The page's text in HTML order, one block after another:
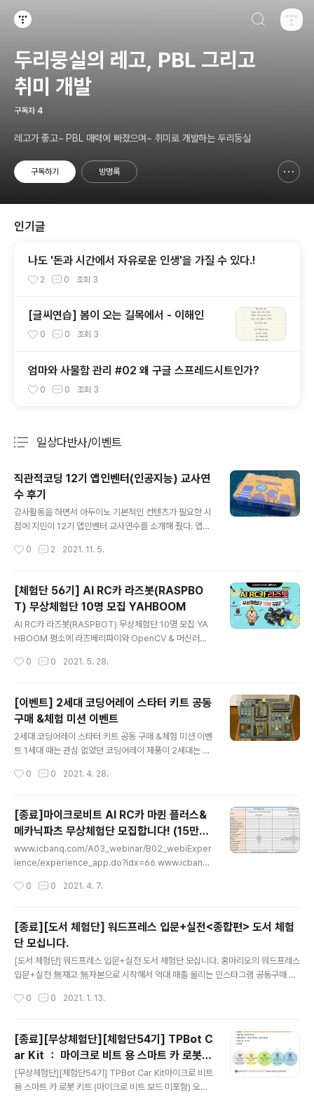
두리뭉실의 레고, PBL 그리고
취미 개발
구독자 4
레고가 좋고~ PBL 매력에 빠졌으며~ 취미로 개발하는 두리둥실
구독하기 방명록
인기글
나도 '돈과 시간에서 자유로운 인생'을 가질 수 있다.!
2 0 조회 3
[글씨연습] 봄이 오는 길목에서 - 이해인
0 0 조회 3
엄마와 사물함 관리 #02 왜 구글 스프레드시트인가?
0 0 조회 3
일상다반사/이벤트
직관적코딩 12기 앱인벤터(인공지능) 교사연
수 후기
강사활동을 하면서 아두이노 기본적인 컨텐츠가 필요한 시
점에 지인이 12기 앱인벤터 교사연수를 소개해 줬다. 앱인
용하기 때문에 아두이노 컨텐츠 뿐만, 앱인벤터와 블루투
리고 무료다. 이번에 교사연수에 사용한 직코베이직 교구
다. 캐릭터가 너무 귀여운거 같다. 예전엔 아두이노에 모듈
을 연결할려면 빵판에 전선들을 주욱~ 연결했어야 했는데,
저 직코 쉴드 덕분에 엄청 편했다. 이전에 눈여겨본 키트가
있긴 한데, 직코 쉴드도 상당한 매력이 있다. 그리고 저 위
두이노에서, 앱인벤터에서 제어해야 한다. 근데 쉬워도 너
0 2 2021. 11. 5.
[체험단 56기] AI RC카 라즈봇(RASPBO
T) 무상체험단 10명 모집 YAHBOOM
AI RC카 라즈봇(RASPBOT) 무상체험단 10명 모집 YA
HBOOM 평소에 라즈베리파이와 OpenCV & 머신러닝
라즈베리파이, 리눅스, OpenCV, 머신 러닝을 체험하기
서인지 설렌다^^. 눈썰미 좋은 사람은 아마도 부품만 구해
서 만들 수 있겠지만, 나는...... 대충 만들기야 하겠지만 태
는 나지 않을거 같다. 기본적인 샤시를 만들지도 못하고 회
로도 모른다. 가격은 흠흠...... 소프트웨어쪽만 어느 정도 아
는 나에게 딱 맞는 교구다. 아주 오래전에 OpenCV 스터
접근 할 수 있을거라 생각은 든다. 그러면서도 체험단에 선
0 0 2021. 5. 28.
[이벤트] 2세대 코딩어레이 스타터 키트 공동
구매 &체험 미션 이벤트
2세대 코딩어레이 스타터 키트 공동 구매 &체험 미션 이벤
트 1세대 때는 관심 없었던 코딩어레이 제품이 2세대는 끌
려고 하면 얼토당토하는 문제들이 발생 한다. 그래서 학생
것만으로도 교육에 적합한 제품이다. 개인적으로 기대하는
건 아두이노용이 아닌 라즈베리파이 피고용 2세대 코딩어
레이다. 현재 공동구매&체험 미션 이벤트 중이다. 아래의
링크에 많은 정보가 있으니 필요한 분에게 도움이 되었으
면 좋겠다. 코딩어레이 아두이노 스타터 센서 키트 : 코딩어
e.naver.com 2세대 코딩어레이 스타터 키트 공동 구매
0 0 2021. 4. 28.
[종료]마이크로비트 AI RC카 마퀸 플러스&
메카닉파츠 무상체험단 모집합니다! (15만원
상당!)
www.icbanq.com/A03_webinar/B02_webiExper
ience/experience_app.do?idx=66 www.icbanq.
EM 교육로봇(마퀸용 메카닉 로더파츠 4개종류 포함),Ma
장기능/확장포트를 제공합니다. 마퀸용 메카닉파츠가 포함
된 상품입니다. - 135000원 국내 최대 전자 www.icban
q.com 마이크로비트 AI RC카 마퀸 플러스&메카닉파츠
무상체험단 모집 아이씨뱅큐에서 좋은 제품으로 무상체험
약해 보면 온보드의 WS2812 RGB..
0 0 2021. 4. 7.
[종료][도서 체험단] 워드프레스 입문+실전<종합편> 도서 체험
단 모십니다.
[도서 체험단] 워드프레스 입문+실전 도서 체험단 모십니다. 홍마리오의 워드프레스
입문+실전 無재고 無자본으로 시작해서 억대 매출 올리는 인스타그램 공동구매 실
출 올리는 '인스타그램 공동구매 실천북' 구절이 너무나 끌린다. 티스토리를 통해서
턴츠 중에 실습 프로젝트 2 : 워드프레스 쇼핑몰 만들기 실습 프로젝트 5 : 워드프레
스 사이트를 검색엔진최적화(SEO) 이 부분이 제일 눈에 들어 온다. 직접 실습 할 수
있는 카페24 3개월무료 이용권도 제공되니 " - 웹사이트 구축에 필요한 기초 지식
이 없는..
0 0 2021. 1. 13.
[종료][무상체험단][체험단54기] TPBot C
ar Kit ： 마이크로 비트 용 스마트 카 로봇
키트 (마이크로 비트 보드 미포함)
[무상체험단][체험단54기] TPBot Car Kit마이크로 비트
용 스마트 카 로봇 키트 (마이크로 비트 보드 미포함) 오랫